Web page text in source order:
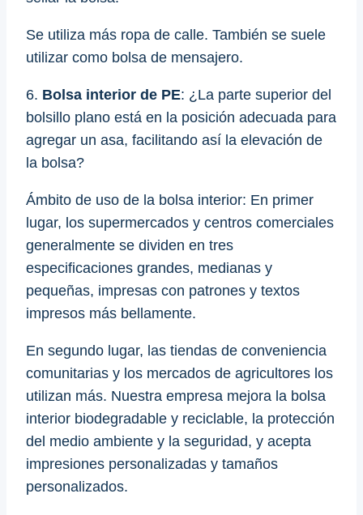
Se utiliza más ropa de calle. También se suele
utilizar como bolsa de mensajero.
6. Bolsa interior de PE: ¿La parte superior del
bolsillo plano está en la posición adecuada para
agregar un asa, facilitando así la elevación de
la bolsa?
Ámbito de uso de la bolsa interior: En primer
lugar, los supermercados y centros comerciales
generalmente se dividen en tres
especificaciones grandes, medianas y
pequeñas, impresas con patrones y textos
impresos más bellamente.
En segundo lugar, las tiendas de conveniencia
comunitarias y los mercados de agricultores los
utilizan más. Nuestra empresa mejora la bolsa
interior biodegradable y reciclable, la protección
del medio ambiente y la seguridad, y acepta
impresiones personalizadas y tamaños
personalizados.